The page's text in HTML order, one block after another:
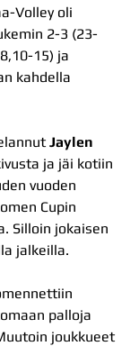
Volley oli
2-3 (23-
15) ja
kahdella
Jaylen
ja jäi kotiin
vuoden
Cupin
Silloin jokaisen
jalkeilla.
palloja
joukkueet